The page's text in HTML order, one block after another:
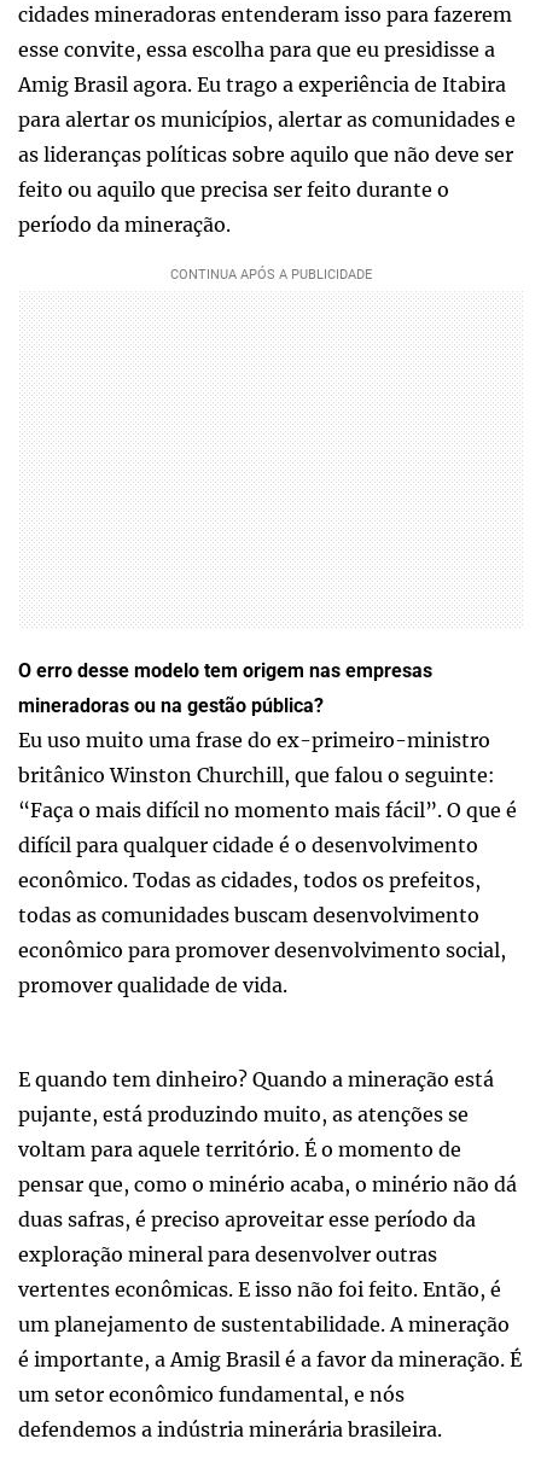
cidades mineradoras entenderam isso para fazerem
esse convite, essa escolha para que eu presidisse a
Amig Brasil agora. Eu trago a experiência de Itabira
para alertar os municípios, alertar as comunidades e
as lideranças políticas sobre aquilo que não deve ser
feito ou aquilo que precisa ser feito durante o
período da mineração.
O erro desse modelo tem origem nas empresas
mineradoras ou na gestão pública?
Eu uso muito uma frase do ex-primeiro-ministro
britânico Winston Churchill, que falou o seguinte:
“Faça o mais difícil no momento mais fácil”. O que é
difícil para qualquer cidade é o desenvolvimento
econômico. Todas as cidades, todos os prefeitos,
todas as comunidades buscam desenvolvimento
econômico para promover desenvolvimento social,
promover qualidade de vida.
E quando tem dinheiro? Quando a mineração está
pujante, está produzindo muito, as atenções se
voltam para aquele território. É o momento de
pensar que, como o minério acaba, o minério não dá
duas safras, é preciso aproveitar esse período da
exploração mineral para desenvolver outras
vertentes econômicas. E isso não foi feito. Então, é
um planejamento de sustentabilidade. A mineração
é importante, a Amig Brasil é a favor da mineração. É
um setor econômico fundamental, e nós
defendemos a indústria minerária brasileira.